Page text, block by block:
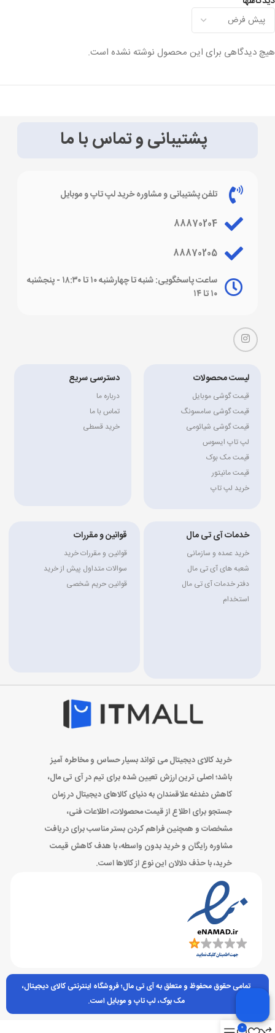
هیچ دیدگاهی برای این محصول نوشته نشده است.
پشتیبانی و تماس با ما
تلفن پشتیبانی و مشاوره خرید لپ تاپ و موبایل
88870204
88870205
ساعت پاسخگویی: شنبه تا چهارشنبه ۱۰ تا ۱۸:۳۰ - پنجشنبه
۱۰ تا ۱۴
لیست محصولات
قیمت گوشی موبایل
قیمت گوشی سامسونگ
قیمت گوشی شیائومی
لپ تاپ ایسوس
قیمت مک بوک
قیمت مانیتور
خرید لپ تاپ
دسترسی سریع
درباره ما
تماس با ما
خرید قسطی
خدمات آی تی مال
خرید عمده و سازمانی
شعبه های آی تی مال
دفتر خدمات آی تی مال
استخدام
قوانین و مقررات
قوانین و مقررات خرید
سوالات متداول پیش از خرید
قوانین حریم شخصی
خرید کالای دیجیتال می تواند بسیار حساس و مخاطره آمیز
باشد؛ اصلی ترین ارزش تعیین شده برای تیم در آی تی مال،
کاهش دغدغه علاقمندان به دنیای کالاهای دیجیتال در زمان
جستجو برای اطلاع از قیمت محصولات، اطلاعات فنی،
مشخصات و همچنین فراهم کردن بستر مناسب برای دریافت
مشاوره رایگان و خرید بدون واسطه، با هدف کاهش قیمت
خرید، با حذف دلالان این نوع از کالاها است.
تمامی حقوق محفوظ و متعلق به آی تی مال؛ فروشگاه اینترنتی کالای دیجیتال،
مک بوک، لپ تاپ و موبایل است.
0